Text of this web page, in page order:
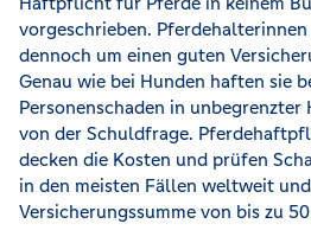
vorgeschrieben.
dennoch um einen guten
Genau wie bei Hunden haften sie
Personenschaden in
von der Schuldfrage.
decken die Kosten und prüfen
in den meisten Fällen weltweit
Versicherungssumme von bis zu